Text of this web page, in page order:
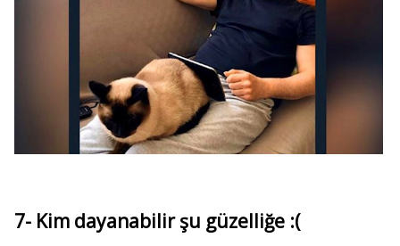
7- Kim dayanabilir şu güzelliğe :(